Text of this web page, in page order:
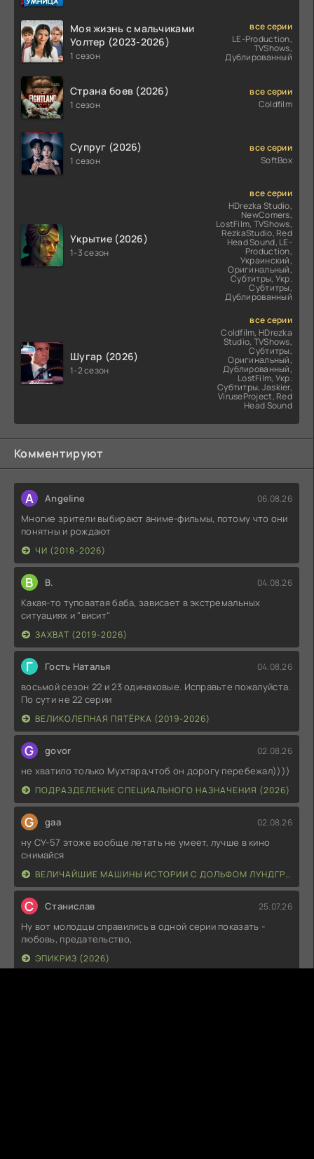
Моя жизнь с мальчиками
Уолтер (2023-2026)
1 сезон
все серии
LE-Production,
TVShows,
Дублированный
Страна боев (2026)
1 сезон
все серии
Coldfilm
Супруг (2026)
1 сезон
все серии
SoftBox
Укрытие (2026)
1-3 сезон
все серии
HDrezka Studio,
NewComers,
LostFilm, TVShows,
RezkaStudio, Red
Head Sound, LE-
Production,
Украинский,
Оригинальный,
Субтитры, Укр.
Субтитры,
Дублированный
Шугар (2026)
1-2 сезон
все серии
Coldfilm, HDrezka
Studio, TVShows,
Субтитры,
Оригинальный,
Дублированный,
LostFilm, Укр.
Субтитры, Jaskier,
ViruseProject, Red
Head Sound
Комментируют
A Angeline 06.08.26
Многие зрители выбирают аниме-фильмы, потому что они
понятны и рождают
ЧИ (2018-2026)
В В. 04.08.26
Какая-то туповатая баба, зависает в экстремальных
ситуациях и "висит"
ЗАХВАТ (2019-2026)
Г Гость Наталья 04.08.26
восьмой сезон 22 и 23 одинаковые. Исправьте пожалуйста.
По сути не 22 серии
ВЕЛИКОЛЕПНАЯ ПЯТЁРКА (2019-2026)
G govor 02.08.26
не хватило только Мухтара,чтоб он дорогу перебежал))))
ПОДРАЗДЕЛЕНИЕ СПЕЦИАЛЬНОГО НАЗНАЧЕНИЯ (2026)
G gaa 02.08.26
ну СУ-57 этоже вообще летать не умеет, лучше в кино
снимайся
ВЕЛИЧАЙШИЕ МАШИНЫ ИСТОРИИ С ДОЛЬФОМ ЛУНДГРЕНОМ (2026)
С Станислав 25.07.26
Ну вот молодцы справились в одной серии показать -
любовь, предательство,
ЭПИКРИЗ (2026)